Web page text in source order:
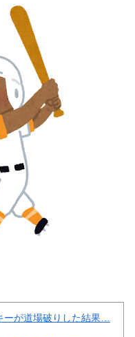
ーが道場破りした結果…